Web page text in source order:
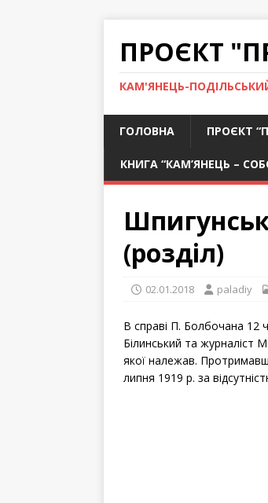
ПРОЄКТ
КАМ'ЯНЕЦЬ-
ГОЛОВНА ПРОЄКТ
КНИГА “КАМ’ЯНЕЦЬ –
(розділ)
02.01.2018 paladiy
В справі П. Болбочана 12
Білинський та журналіст
якої належав.
липня 1919 р. за